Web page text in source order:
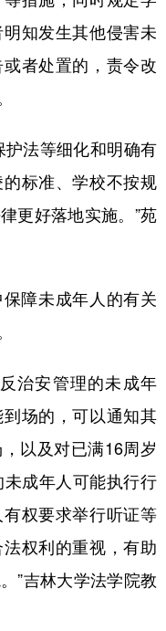
知发生其他侵害未
者处置的，责令改
法等细化和明确有
标准、学校不按规
更好落地实施。”苑
障未成年人的有关
治安管理的未成年
场的，可以通知其
以及对已满16周岁
成年人可能执行行
权要求举行听证等
权利的重视，有助
”吉林大学法学院教